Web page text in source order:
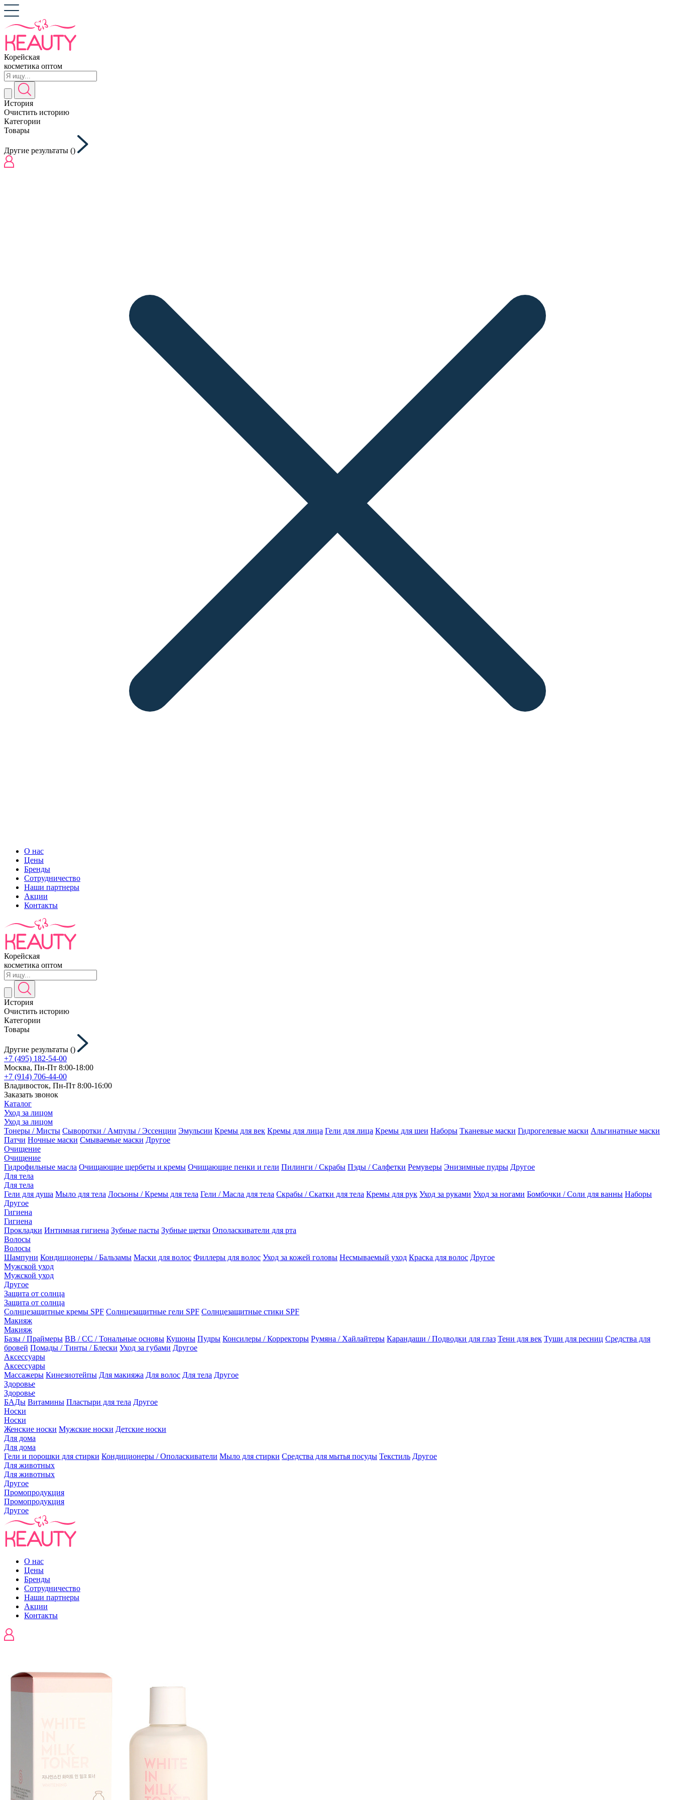
Корейская
косметика оптом
История
Очистить историю
Категории
Товары
Другие результаты ()
О нас
Цены
Бренды
Сотрудничество
Наши партнеры
Акции
Контакты
Корейская
косметика оптом
История
Очистить историю
Категории
Товары
Другие результаты ()
+7 (495) 182-54-00
Москва, Пн-Пт 8:00-18:00
+7 (914) 706-44-00
Владивосток, Пн-Пт 8:00-16:00
Заказать звонок
Каталог
Уход за лицом
Уход за лицом
Тонеры / Мисты Сыворотки / Ампулы / Эссенции Эмульсии Кремы для век Кремы для лица Гели для лица Кремы для шеи Наборы Тканевые маски Гидрогелевые маски Альгинатные маски
Патчи Ночные маски Смываемые маски Другое
Очищение
Очищение
Гидрофильные масла Очищающие щербеты и кремы Очищающие пенки и гели Пилинги / Скрабы Пэды / Салфетки Ремуверы Энизимные пудры Другое
Для тела
Для тела
Гели для душа Мыло для тела Лосьоны / Кремы для тела Гели / Масла для тела Скрабы / Скатки для тела Кремы для рук Уход за руками Уход за ногами Бомбочки / Соли для ванны Наборы
Другое
Гигиена
Гигиена
Прокладки Интимная гигиена Зубные пасты Зубные щетки Ополаскиватели для рта
Волосы
Волосы
Шампуни Кондиционеры / Бальзамы Маски для волос Филлеры для волос Уход за кожей головы Несмываемый уход Краска для волос Другое
Мужской уход
Мужской уход
Другое
Защита от солнца
Защита от солнца
Солнцезащитные кремы SPF Солнцезащитные гели SPF Солнцезащитные стики SPF
Макияж
Макияж
Базы / Праймеры BB / CC / Тональные основы Кушоны Пудры Консилеры / Корректоры Румяна / Хайлайтеры Карандаши / Подводки для глаз Тени для век Туши для ресниц Средства для
бровей Помады / Тинты / Блески Уход за губами Другое
Аксессуары
Аксессуары
Массажеры Кинезиотейпы Для макияжа Для волос Для тела Другое
Здоровье
Здоровье
БАДы Витамины Пластыри для тела Другое
Носки
Носки
Женские носки Мужские носки Детские носки
Для дома
Для дома
Гели и порошки для стирки Кондиционеры / Ополаскиватели Мыло для стирки Средства для мытья посуды Текстиль Другое
Для животных
Для животных
Другое
Промопродукция
Промопродукция
Другое
О нас
Цены
Бренды
Сотрудничество
Наши партнеры
Акции
Контакты